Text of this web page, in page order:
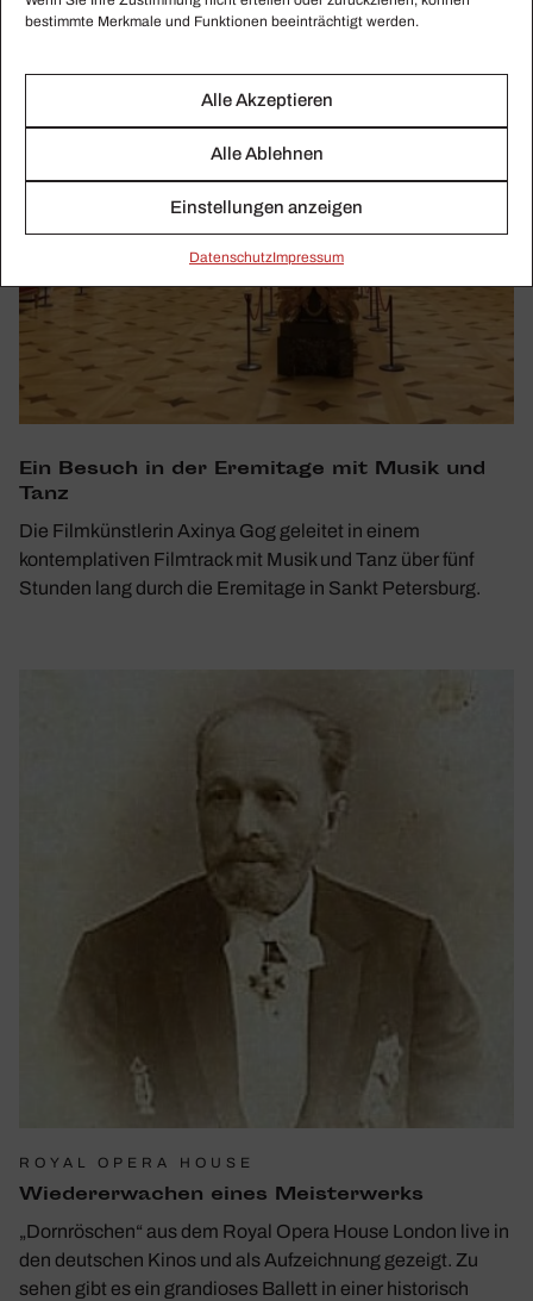
bestimmte Merkmale und Funktionen beeinträchtigt werden.
Alle Akzeptieren
Alle Ablehnen
Einstellungen anzeigen
Daten­schutzImpressum
Ein Besuch in der Eremi­tage mit Musik und
Tanz
Die Filmkünstlerin Axinya Gog geleitet in einem
kontemplativen Filmtrack mit Musik und Tanz über fünf
Stunden lang durch die Eremitage in Sankt Petersburg.
ROYAL OPERA HOUSE
Wieder­erwa­chen eines Meis­ter­werks
„Dornröschen“ aus dem Royal Opera House London live in
den deutschen Kinos und als Aufzeichnung gezeigt. Zu
sehen gibt es ein grandioses Ballett in einer historisch